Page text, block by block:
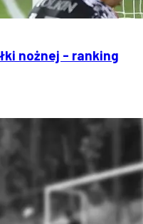
nożnej - ranking